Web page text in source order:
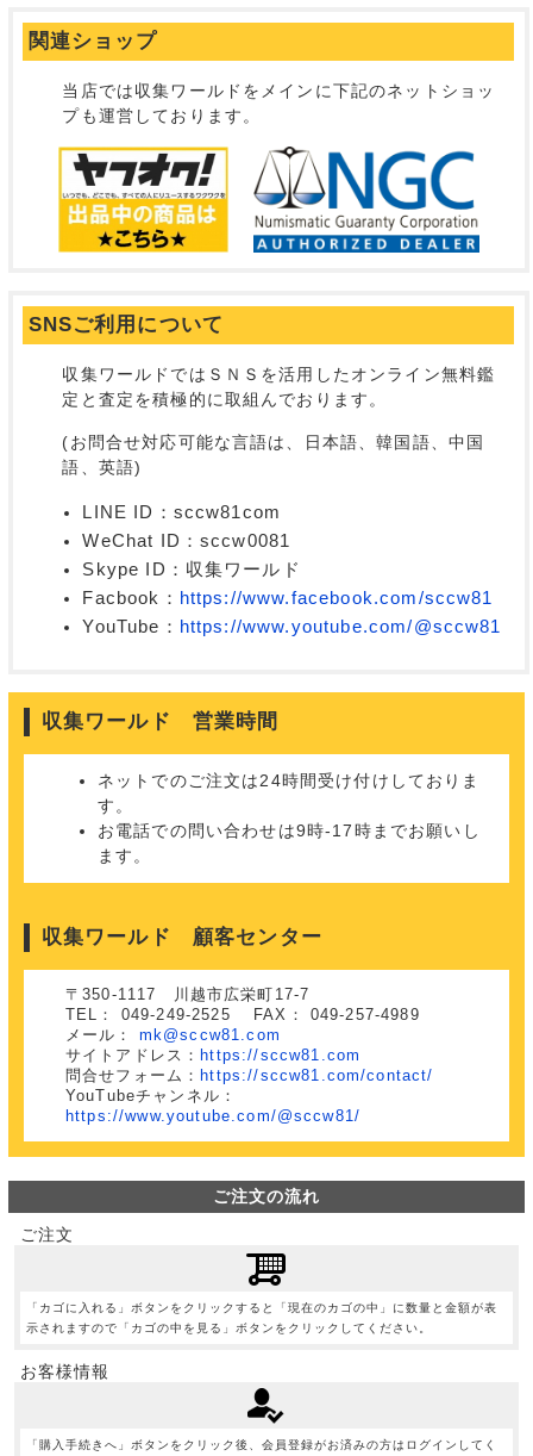
関連ショップ
当店では収集ワールドをメインに下記のネットショッ
プも運営しております。
SNSご利用について
収集ワールドではＳＮＳを活用したオンライン無料鑑
定と査定を積極的に取組んでおります。
(お問合せ対応可能な言語は、日本語、韓国語、中国
語、英語)
LINE ID：sccw81com
WeChat ID：sccw0081
Skype ID：収集ワールド
Facbook： https://www.facebook.com/sccw81
YouTube： https://www.youtube.com/@sccw81
収集ワールド 営業時間
ネットでのご注文は24時間受け付けしておりま
す。
お電話での問い合わせは9時-17時までお願いし
ます。
収集ワールド 顧客センター
〒350-1117 川越市広栄町17-7
TEL： 049-249-2525 FAX： 049-257-4989
メール： mk@sccw81.com
サイトアドレス： https://sccw81.com
問合せフォーム： https://sccw81.com/contact/
YouTubeチャンネル：
https://www.youtube.com/@sccw81/
ご注文の流れ
ご注文
「カゴに入れる」ボタンをクリックすると「現在のカゴの中」に数量と金額が表
示されますので「カゴの中を見る」ボタンをクリックしてください。
お客様情報
「購入手続きへ」ボタンをクリック後、会員登録がお済みの方はログインしてく